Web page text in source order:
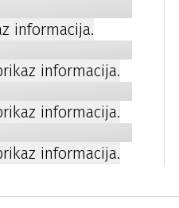
informacija.
informacija.
informacija.
informacija.